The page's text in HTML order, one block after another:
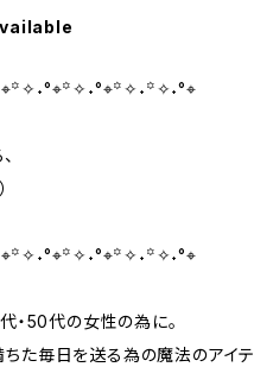
・50代の女性の為に。
た毎日を送る為の魔法のアイテ